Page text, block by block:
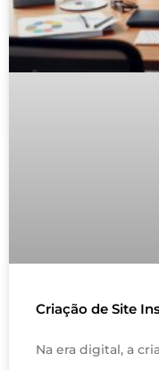
Criação de Site
Na era digital, a